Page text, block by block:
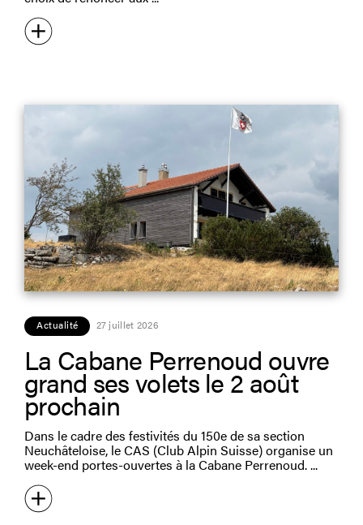
Actualité 27 juillet 2026
La Cabane Perrenoud ouvre
grand ses volets le 2 août
prochain
Dans le cadre des festivités du 150e de sa section
Neuchâteloise, le CAS (Club Alpin Suisse) organise un
week-end portes-ouvertes à la Cabane Perrenoud.